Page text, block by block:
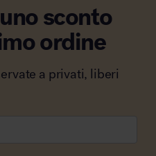
sconto
ordine
a privati, liberi